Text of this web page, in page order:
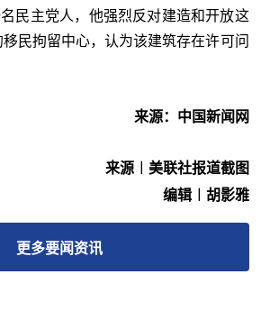
民主党人，他强烈反对建造和开放这
民拘留中心，认为该建筑存在许可问
来源：中国新闻网
来源︱美联社报道截图
编辑︱胡影雅
更多要闻资讯